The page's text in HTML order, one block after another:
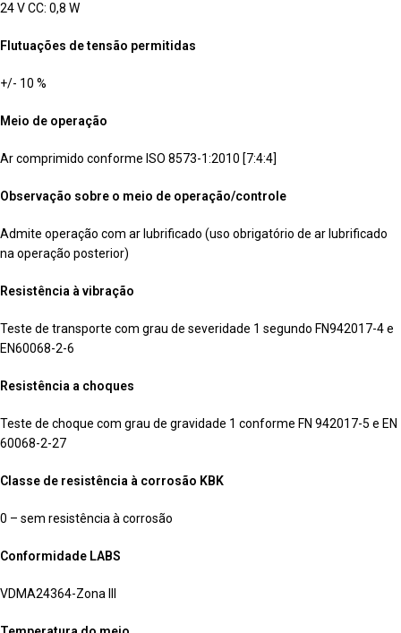
24 V CC: 0,8 W
Flutuações de tensão permitidas
+/- 10 %
Meio de operação
Ar comprimido conforme ISO 8573-1:2010 [7:4:4]
Observação sobre o meio de operação/controle
Admite operação com ar lubrificado (uso obrigatório de ar lubrificado
na operação posterior)
Resistência à vibração
Teste de transporte com grau de severidade 1 segundo FN942017-4 e
EN60068-2-6
Resistência a choques
Teste de choque com grau de gravidade 1 conforme FN 942017-5 e EN
60068-2-27
Classe de resistência à corrosão KBK
0 – sem resistência à corrosão
Conformidade LABS
VDMA24364-Zona III